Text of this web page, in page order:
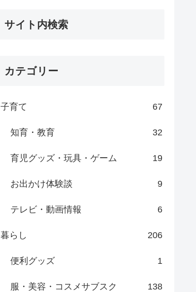
サイト内検索
カテゴリー
子育て 67
知育・教育 32
育児グッズ・玩具・ゲーム 19
お出かけ体験談 9
テレビ・動画情報 6
暮らし 206
便利グッズ 1
服・美容・コスメサブスク 138